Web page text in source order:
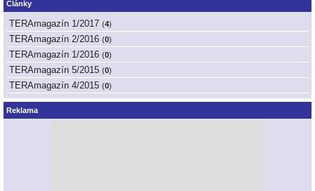
Články
TERAmagazín 1/2017 (4)
TERAmagazín 2/2016 (0)
TERAmagazín 1/2016 (0)
TERAmagazín 5/2015 (0)
TERAmagazín 4/2015 (0)
Reklama